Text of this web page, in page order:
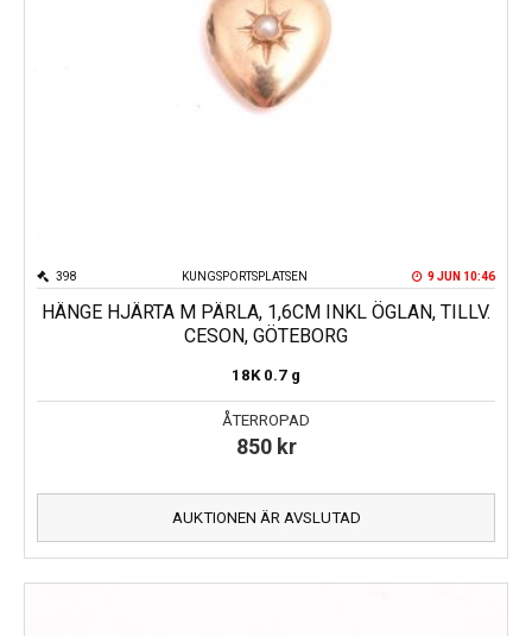
KUNGSPORTSPLATSEN
398 9 JUN 10:46
HÄNGE HJÄRTA M PÄRLA, 1,6CM INKL ÖGLAN, TILLV.
CESON, GÖTEBORG
18K 0.7 g
ÅTERROPAD
850 kr
AUKTIONEN ÄR AVSLUTAD